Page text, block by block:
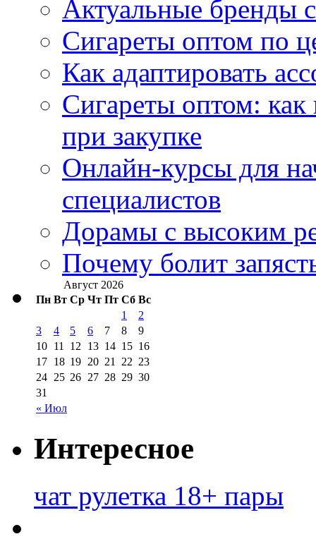
Актуальные бренды
Сигареты оптом по
Как адаптировать
Сигареты оптом:
при закупке
Онлайн-курсы для
специалистов
Дорамы с высоким
Почему болит
Август 2026
Пн Вт Ср Чт Пт Сб Вс
« Июл
1
2
3
4 5 6 7 8
9
10 11 12 13 14 15 16
17 18 19 20 21 22 23
24 25 26 27 28 29 30
31
Интересное
чат рулетка 18+ пары